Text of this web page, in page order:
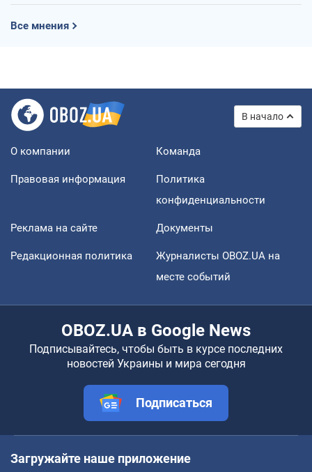
Все мнения
В начало
О компании Команда
Правовая информация
Политика
конфиденциальности
Реклама на сайте Документы
Редакционная политика
Журналисты OBOZ.UA на
месте событий
OBOZ.UA в Google News
Подписывайтесь, чтобы быть в курсе последних
новостей Украины и мира сегодня
Подписаться
Загружайте наше приложение